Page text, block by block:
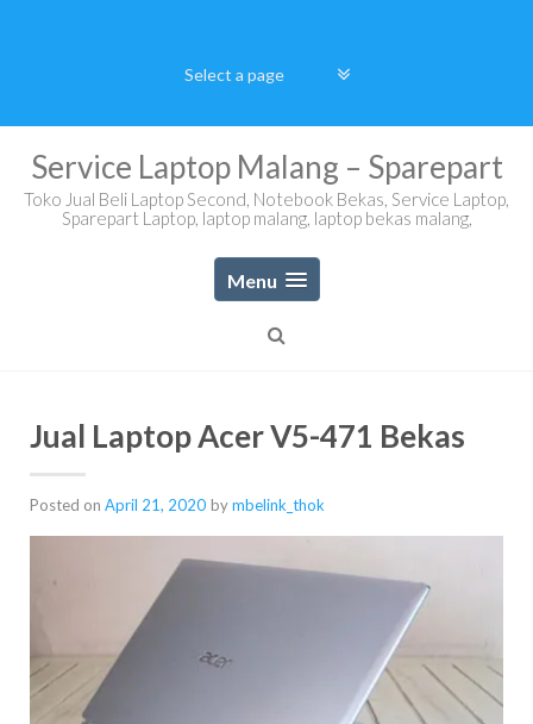
Service Laptop Malang – Sparepart
Toko Jual Beli Laptop Second, Notebook Bekas, Service Laptop,
Sparepart Laptop, laptop malang, laptop bekas malang,
Menu
Jual Laptop Acer V5-471 Bekas
Posted on April 21, 2020 bymbelink_thok